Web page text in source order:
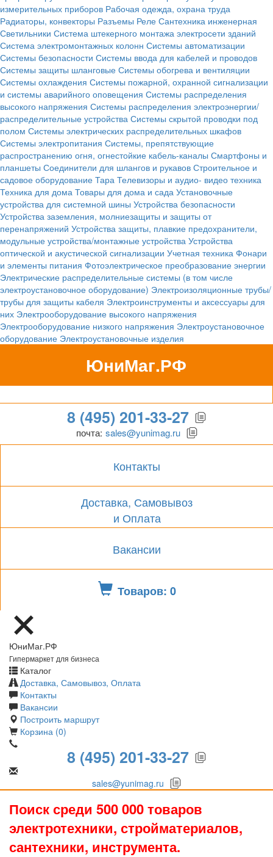
измерительных приборов Рабочая одежда, охрана труда
Радиаторы, конвекторы Разъемы Реле Сантехника инженерная
Светильники Система штекерного монтажа электросети зданий
Система электромонтажных колонн Системы автоматизации
Системы безопасности Системы ввода для кабелей и проводов
Системы защиты шланговые Системы обогрева и вентиляции
Системы охлаждения Системы пожарной, охранной сигнализации
и системы аварийного оповещения Системы распределения
высокого напряжения Системы распределения электроэнергии/
распределительные устройства Системы скрытой проводки под
полом Системы электрических распределительных шкафов
Системы электропитания Системы, препятствующие
распространению огня, огнестойкие кабель-каналы Смартфоны и
планшеты Соединители для шлангов и рукавов Строительное и
садовое оборудование Тара Телевизоры и аудио- видео техника
Техника для дома Товары для дома и сада Установочные
устройства для системной шины Устройства безопасности
Устройства заземления, молниезащиты и защиты от
перенапряжений Устройства защиты, плавкие предохранители,
модульные устройства/монтажные устройства Устройства
оптической и акустической сигнализации Учетная техника Фонари
и элементы питания Фотоэлектрическое преобразование энергии
Электрические распределительные системы (в том числе
электроустановочное оборудование) Электроизоляционные трубы/
трубы для защиты кабеля Электроинструменты и аксессуары для
них Электрооборудование высокого напряжения
Электрооборудование низкого напряжения Электроустановочное
оборудование Электроустановочные изделия
ЮниМаг.РФ
Гипермаркет для бизнеса
8 (495) 201-33-27
почта: sales@yunimag.ru
Контакты
Доставка, Самовывоз
и Оплата
Вакансии
Товаров: 0
ЮниМаг.РФ
Гипермаркет для бизнеса
Каталог
Доставка, Самовывоз, Оплата
Контакты
Вакансии
Построить маршрут
Корзина (0)
8 (495) 201-33-27
sales@yunimag.ru
Поиск среди 500 000 товаров
электротехники, стройматериалов,
сантехники, инструмента.